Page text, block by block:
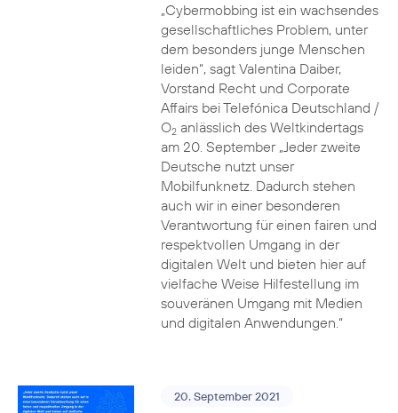
„Cybermobbing ist ein wachsendes
gesellschaftliches Problem, unter
dem besonders junge Menschen
leiden“, sagt Valentina Daiber,
Vorstand Recht und Corporate
Affairs bei Telefónica Deutschland /
O2anlässlich des Weltkindertags
am 20. September „Jeder zweite
Deutsche nutzt unser
Mobilfunknetz. Dadurch stehen
auch wir in einer besonderen
Verantwortung für einen fairen und
respektvollen Umgang in der
digitalen Welt und bieten hier auf
vielfache Weise Hilfestellung im
souveränen Umgang mit Medien
und digitalen Anwendungen.“
20. September 2021